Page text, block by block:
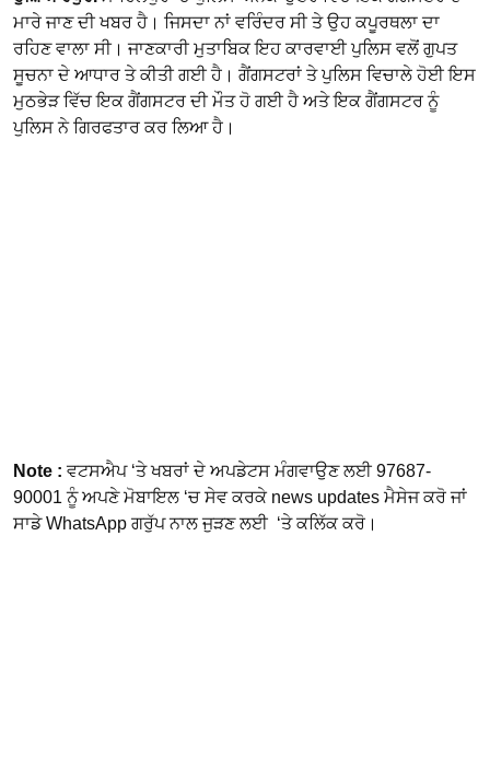
ਮਾਰੇ ਜਾਣ ਦੀ ਖਬਰ ਹੈ। ਜਿਸਦਾ ਨਾਂ ਵਰਿੰਦਰ ਸੀ ਤੇ ਉਹ ਕਪੂਰਥਲਾ ਦਾ
ਰਹਿਣ ਵਾਲਾ ਸੀ। ਜਾਣਕਾਰੀ ਮੁਤਾਬਿਕ ਇਹ ਕਾਰਵਾਈ ਪੁਲਿਸ ਵਲੋਂ ਗੁਪਤ
ਸੂਚਨਾ ਦੇ ਆਧਾਰ ਤੇ ਕੀਤੀ ਗਈ ਹੈ। ਗੈਂਗਸਟਰਾਂ ਤੇ ਪੁਲਿਸ ਵਿਚਾਲੇ ਹੋਈ ਇਸ
ਮੁਠਭੇੜ ਵਿੱਚ ਇਕ ਗੈਂਗਸਟਰ ਦੀ ਮੌਤ ਹੋ ਗਈ ਹੈ ਅਤੇ ਇਕ ਗੈਂਗਸਟਰ ਨੂੰ
ਪੁਲਿਸ ਨੇ ਗਿਰਫਤਾਰ ਕਰ ਲਿਆ ਹੈ।
Note : ਵਟਸਐਪ ‘ਤੇ ਖਬਰਾਂ ਦੇ ਅਪਡੇਟਸ ਮੰਗਵਾਉਣ ਲਈ 97687-
90001 ਨੂੰ ਅਪਣੇ ਮੋਬਾਇਲ ‘ਚ ਸੇਵ ਕਰਕੇ news updates ਮੈਸੇਜ ਕਰੋ ਜਾਂ
ਸਾਡੇ WhatsApp ਗਰੁੱਪ ਨਾਲ ਜੁੜਣ ਲਈ ‘ਤੇ ਕਲਿੱਕ ਕਰੋ।